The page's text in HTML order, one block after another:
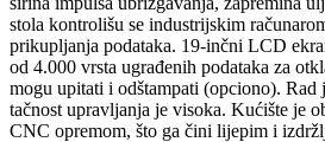
stola kontrolišu se industrijskim
prikupljanja podataka. 19-inčni LCD
od 4.000 vrsta ugrađenih podataka za
mogu upitati i odštampati (opciono). Rad
tačnost upravljanja je visoka. Kućište je
CNC opremom, što ga čini lijepim i